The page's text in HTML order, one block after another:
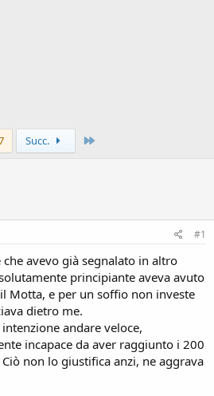
Succ.
#1
avevo già segnalato in altro
principiante aveva avuto
Motta, e per un soffio non investe
dietro me.
andare veloce,
incapace da aver raggiunto i 200
non lo giustifica anzi, ne aggrava